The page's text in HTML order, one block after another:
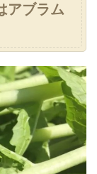
アブラム